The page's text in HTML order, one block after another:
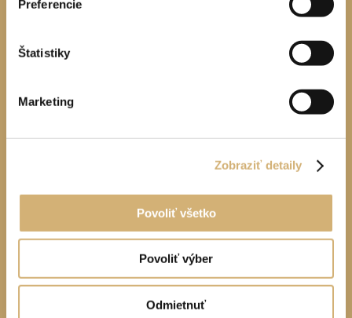
Preferencie
Štatistiky
Marketing
Zobraziť detaily
Povoliť všetko
Povoliť výber
Odmietnuť